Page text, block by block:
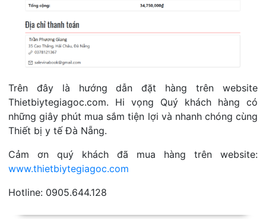
Trên đây là hướng dẫn đặt hàng trên website
Thietbiytegiagoc.com. Hi vọng Quý khách hàng có
những giây phút mua sắm tiện lợi và nhanh chóng cùng
Thiết bị y tế Đà Nẵng.
Cảm ơn quý khách đã mua hàng trên website:
www.thietbiytegiagoc.com
Hotline: 0905.644.128